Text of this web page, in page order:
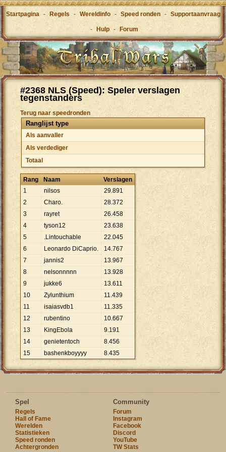
Startpagina - Regels - Wereldinfo - Speed ronden - Supportaanvraag
- Hulp - Forum
#2368 NLS (Speed): Speler verslagen
tegenstanders
Terug naar speedronden
Ranglijst type
Als aanvaller
Als verdediger
Totaal
Rang Naam
Verslagen
1
nilsos 29.891
2
Charo. 28.372
3
rayret 26.458
4
tyson12 23.638
5
.Lintouchable 22.045
6
Leonardo DiCaprio. 14.767
7
jannis2 13.967
8
nelsonnnnn 13.928
9
jukke6 13.611
10
Zylunthium 11.439
11
isaiasvdb1 11.335
12
rubentino 10.667
13
KingEbola 9.191
14
genietentoch 8.456
15
bashenkboyyyy 8.435
Spel
Regels
Hall of Fame
Werelden
Statistieken
Speed ronden
Achtergronden
Community
Forum
Instagram
Facebook
Discord
YouTube
TW Stats